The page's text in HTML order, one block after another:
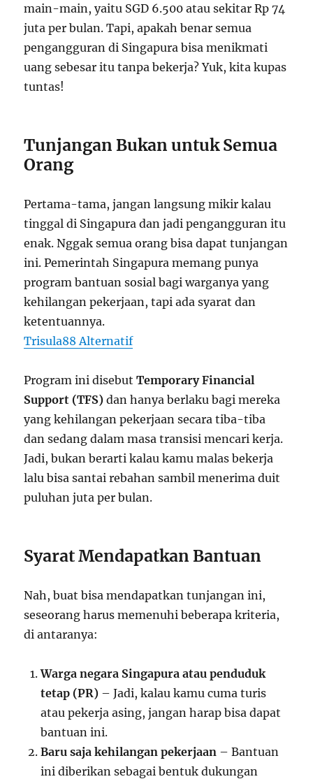
main-main, yaitu SGD 6.500 atau sekitar Rp 74
juta per bulan. Tapi, apakah benar semua
pengangguran di Singapura bisa menikmati
uang sebesar itu tanpa bekerja? Yuk, kita kupas
tuntas!
Tunjangan Bukan untuk Semua
Orang
Pertama-tama, jangan langsung mikir kalau
tinggal di Singapura dan jadi pengangguran itu
enak. Nggak semua orang bisa dapat tunjangan
ini. Pemerintah Singapura memang punya
program bantuan sosial bagi warganya yang
kehilangan pekerjaan, tapi ada syarat dan
ketentuannya.
Trisula88 Alternatif
Program ini disebutTemporary Financial
Support (TFS) dan hanya berlaku bagi mereka
yang kehilangan pekerjaan secara tiba-tiba
dan sedang dalam masa transisi mencari kerja.
Jadi, bukan berarti kalau kamu malas bekerja
lalu bisa santai rebahan sambil menerima duit
puluhan juta per bulan.
Syarat Mendapatkan Bantuan
Nah, buat bisa mendapatkan tunjangan ini,
seseorang harus memenuhi beberapa kriteria,
di antaranya:
Warga negara Singapura atau penduduk
tetap (PR) – Jadi, kalau kamu cuma turis
atau pekerja asing, jangan harap bisa dapat
bantuan ini.
Baru saja kehilangan pekerjaan – Bantuan
ini diberikan sebagai bentuk dukungan